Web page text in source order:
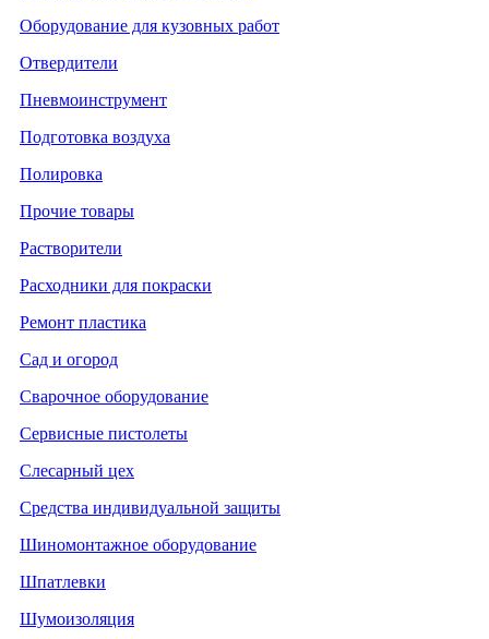
Оборудование для кузовных работ
Отвердители
Пневмоинструмент
Подготовка воздуха
Полировка
Прочие товары
Растворители
Расходники для покраски
Ремонт пластика
Сад и огород
Сварочное оборудование
Сервисные пистолеты
Слесарный цех
Средства индивидуальной защиты
Шиномонтажное оборудование
Шпатлевки
Шумоизоляция